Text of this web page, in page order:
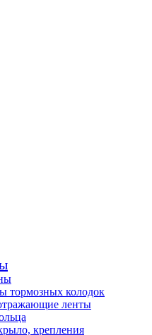
тормозных колодок
ленты
крепления